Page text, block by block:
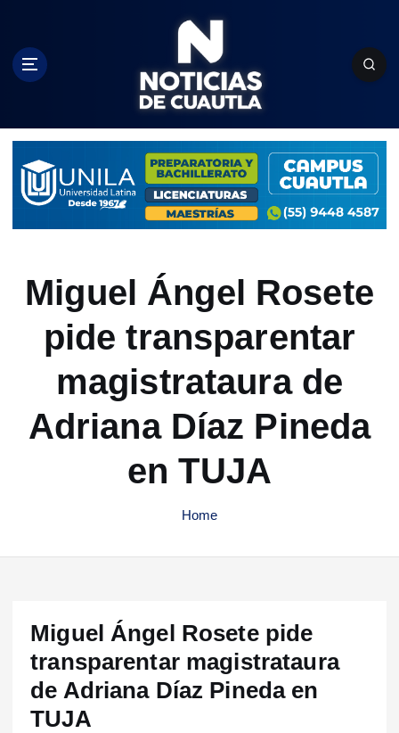
c
Miguel Ángel Rosete
pide transparentar
magistrataura de
Adriana Díaz Pineda
en TUJA
Home
Miguel Ángel Rosete pide
transparentar magistrataura
de Adriana Díaz Pineda en
TUJA